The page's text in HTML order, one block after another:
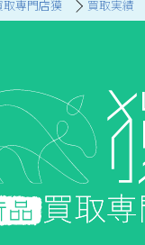
専門店獏 買取実績